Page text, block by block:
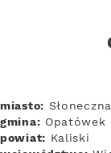
miasto: Słoneczna
gmina: Opatówek
powiat: Kaliski